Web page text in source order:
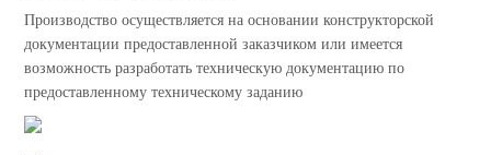
Производство осуществляется на основании конструкторской
документации предоставленной заказчиком или имеется
возможность разработать техническую документацию по
предоставленному техническому заданию